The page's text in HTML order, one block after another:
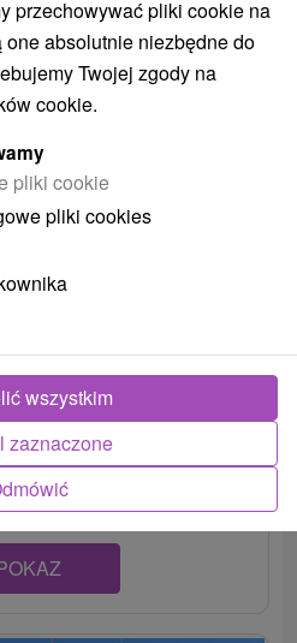
Slovensku, v tichom
kúpeľného mestečka...
przechowywać pliki cookie na
absolutnie niezbędne do
Twojej zgody na
cookie.
pliki cookie
pliki cookies
zaznaczone
wszystkim